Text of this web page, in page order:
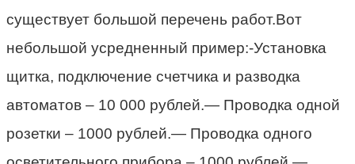
существует большой перечень работ.Вот
небольшой усредненный пример:-Установка
щитка, подключение счетчика и разводка
автоматов – 10 000 рублей.— Проводка одной
розетки – 1000 рублей.— Проводка одного